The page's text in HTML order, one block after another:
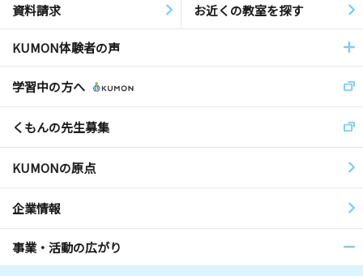
資料請求 お近くの教室を探す
KUMON体験者の声
学習中の方へ
くもんの先生募集
KUMONの原点
企業情報
事業・活動の広がり